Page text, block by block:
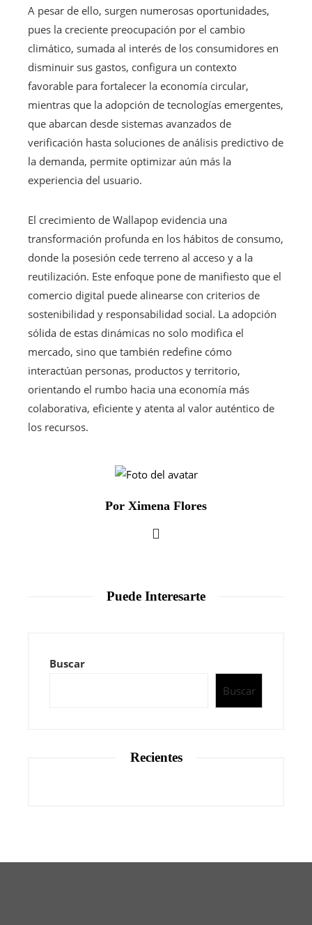
A pesar de ello, surgen numerosas oportunidades,
pues la creciente preocupación por el cambio
climático, sumada al interés de los consumidores en
disminuir sus gastos, configura un contexto
favorable para fortalecer la economía circular,
mientras que la adopción de tecnologías emergentes,
que abarcan desde sistemas avanzados de
verificación hasta soluciones de análisis predictivo de
la demanda, permite optimizar aún más la
experiencia del usuario.
El crecimiento de Wallapop evidencia una
transformación profunda en los hábitos de consumo,
donde la posesión cede terreno al acceso y a la
reutilización. Este enfoque pone de manifiesto que el
comercio digital puede alinearse con criterios de
sostenibilidad y responsabilidad social. La adopción
sólida de estas dinámicas no solo modifica el
mercado, sino que también redefine cómo
interactúan personas, productos y territorio,
orientando el rumbo hacia una economía más
colaborativa, eficiente y atenta al valor auténtico de
los recursos.
Por Ximena Flores
Puede Interesarte
Buscar
Buscar
Recientes